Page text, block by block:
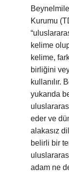
Kurumu
kelime
kelime,
birliğini
kullanılır.
yukarıda
eder ve
alakasız
belirli bir
adam ne